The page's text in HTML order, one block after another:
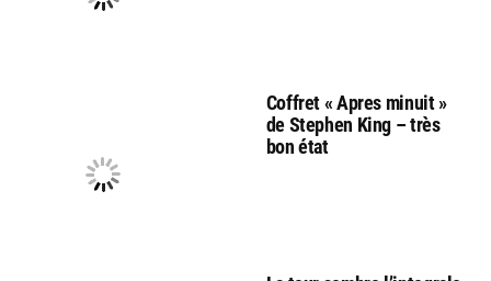
Coffret « Apres minuit »
de Stephen King – très
bon état